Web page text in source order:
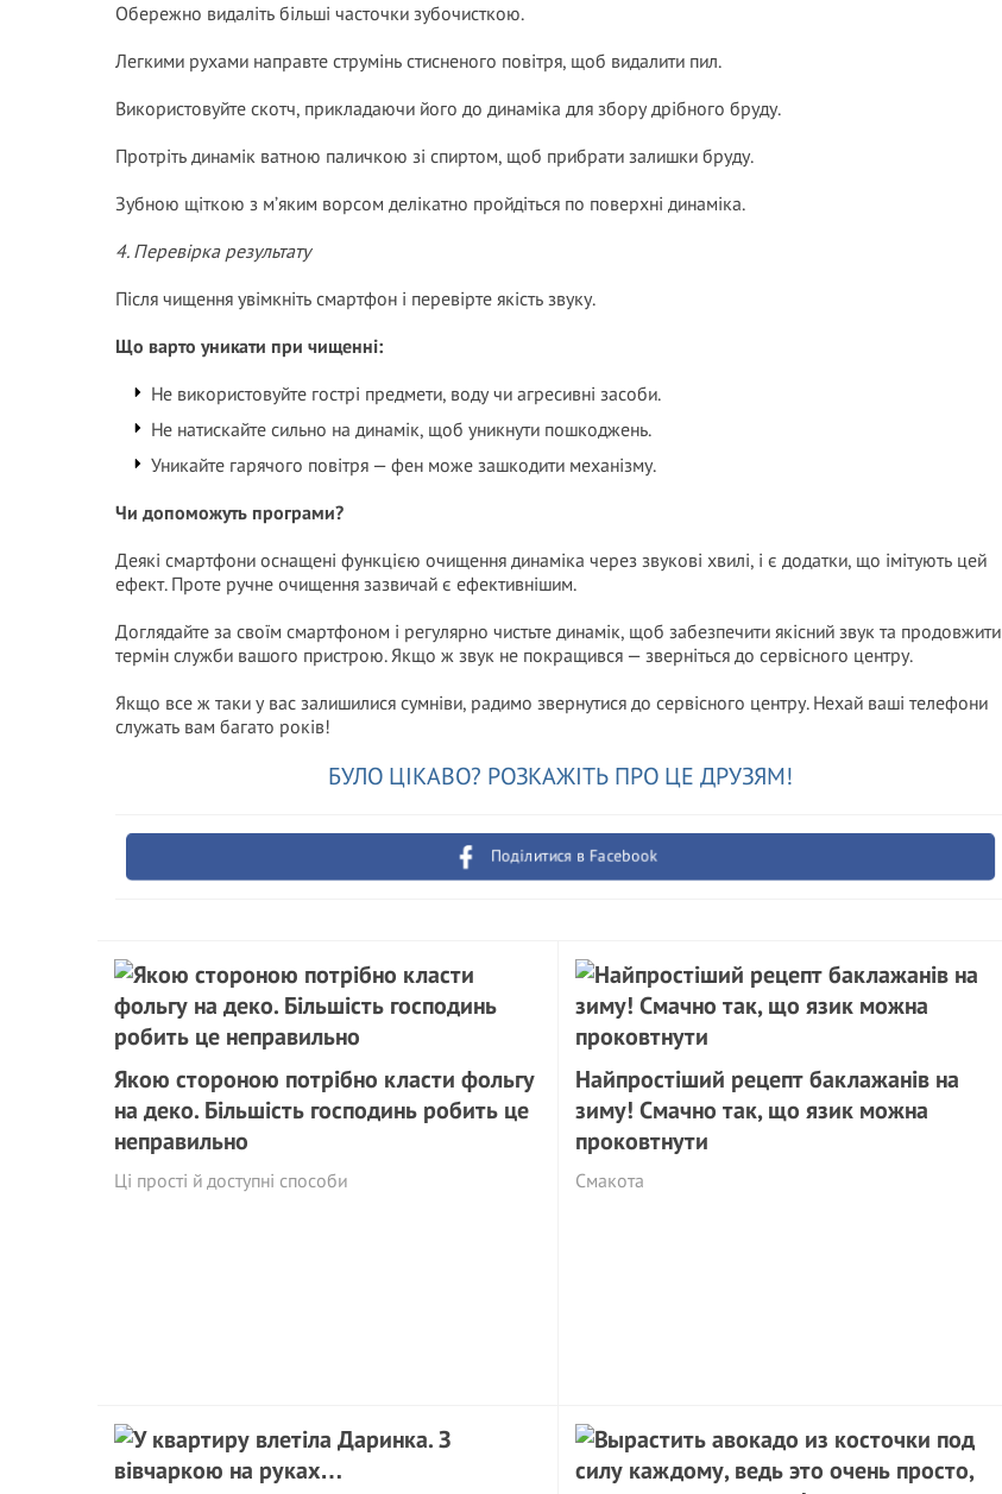
Обережно видаліть більші часточки зубочисткою.
Легкими рухами направте струмінь стисненого повітря, щоб видалити пил.
Використовуйте скотч, прикладаючи його до динаміка для збору дрібного бруду.
Протріть динамік ватною паличкою зі спиртом, щоб прибрати залишки бруду.
Зубною щіткою з м’яким ворсом делікатно пройдіться по поверхні динаміка.
4. Перевірка результату
Після чищення увімкніть смартфон і перевірте якість звуку.
Що варто уникати при чищенні:
Не використовуйте гострі предмети, воду чи агресивні засоби.
Не натискайте сильно на динамік, щоб уникнути пошкоджень.
Уникайте гарячого повітря — фен може зашкодити механізму.
Чи допоможуть програми?
Деякі смартфони оснащені функцією очищення динаміка через звукові хвилі, і є додатки, що імітують цей
ефект. Проте ручне очищення зазвичай є ефективнішим.
Доглядайте за своїм смартфоном і регулярно чистьте динамік, щоб забезпечити якісний звук та продовжити
термін служби вашого пристрою. Якщо ж звук не покращився — зверніться до сервісного центру.
Якщо все ж таки у вас залишилися сумніви, радимо звернутися до сервісного центру. Нехай ваші телефони
служать вам багато років!
БУЛО ЦІКАВО? РОЗКАЖІТЬ ПРО ЦЕ ДРУЗЯМ!
Поділитися в Facebook
Якою стороною потрібно класти фольгу
на деко. Більшість господинь робить це
неправильно
Ці прості й доступні способи
Найпростіший рецепт баклажанів на
зиму! Смачно так, що язик можна
проковтнути
Смакота